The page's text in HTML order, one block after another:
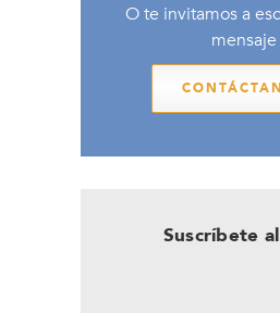
O te invitamos a
mensaje
Suscríbete